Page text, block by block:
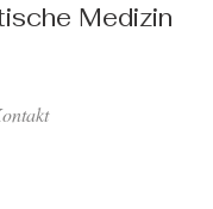
Medizin